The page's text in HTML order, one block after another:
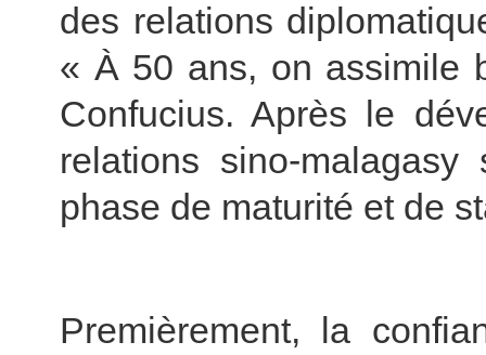
des relations
« À 50 ans, on assimile
Confucius. Après le
relations sino-
phase de maturité et de
Premièrement, la